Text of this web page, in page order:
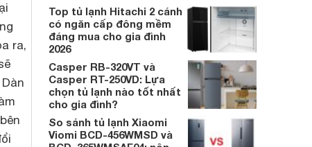
ra,
Top tủ lạnh Hitachi 2 cánh
có ngăn cấp đông mềm
đáng mua cho gia đình
2026
Casper RB-320VT và
Casper RT-250VD: Lựa
chọn tủ lạnh nào tốt nhất
cho gia đình?
So sánh tủ lạnh Xiaomi
Viomi BCD-456WMSD và